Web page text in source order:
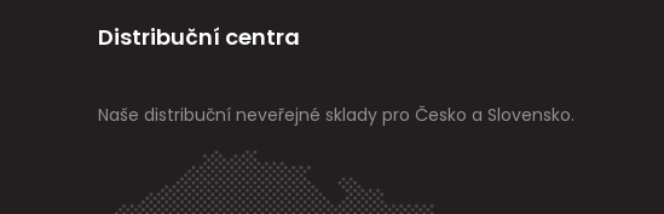
Distribuční centra
Naše distribuční neveřejné sklady pro Česko a Slovensko.